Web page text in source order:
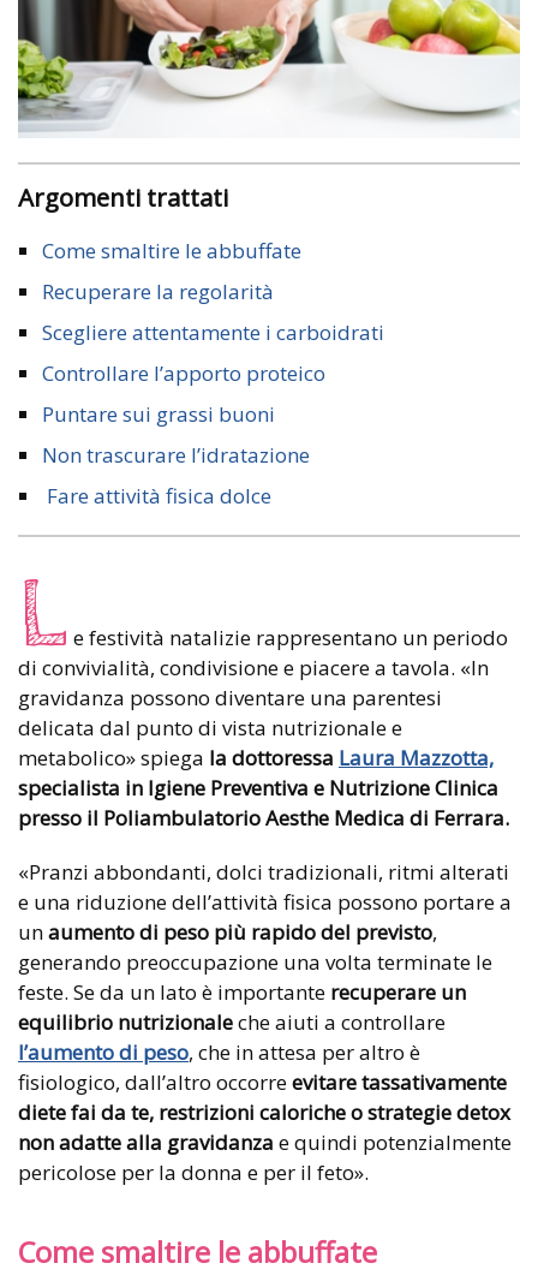
Argomenti trattati
Come smaltire le abbuffate
Recuperare la regolarità
Scegliere attentamente i carboidrati
Controllare l’apporto proteico
Puntare sui grassi buoni
Non trascurare l’idratazione
Fare attività fisica dolce
L e festività natalizie rappresentano un periodo
di convivialità, condivisione e piacere a tavola. «In
gravidanza possono diventare una parentesi
delicata dal punto di vista nutrizionale e
metabolico» spiega la dottoressa Laura Mazzotta,
specialista in Igiene Preventiva e Nutrizione Clinica
presso il Poliambulatorio Aesthe Medica di Ferrara.
«Pranzi abbondanti, dolci tradizionali, ritmi alterati
e una riduzione dell’attività fisica possono portare a
unaumento di peso più rapido del previsto,
generando preoccupazione una volta terminate le
feste. Se da un lato è importante recuperare un
equilibrio nutrizionaleche aiuti a controllare
l’aumento di peso, che in attesa per altro è
fisiologico, dall’altro occorreevitare tassativamente
diete fai da te, restrizioni caloriche o strategie detox
non adatte alla gravidanza e quindi potenzialmente
pericolose per la donna e per il feto».
Come smaltire le abbuffate